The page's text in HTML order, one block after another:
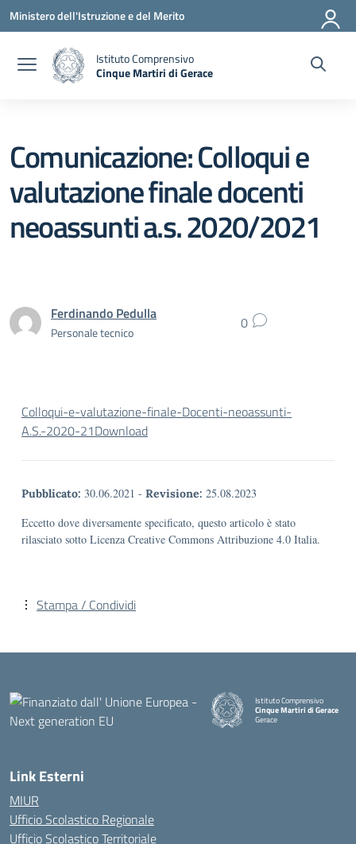
Vai ai contenuti
Vai al menu di navigazione
Vai al footer
Ministero dell'Istruzione e del Merito
Istituto Comprensivo
Cinque Martiri di Gerace
Comunicazione: Colloqui e
valutazione finale docenti
neoassunti a.s. 2020/2021
Ferdinando Pedulla
Personale tecnico 0
Colloqui-e-valutazione-finale-Docenti-neoassunti-
A.S.-2020-21Download
Pubblicato: 30.06.2021 - Revisione: 25.08.2023
Eccetto dove diversamente specificato, questo articolo è stato
rilasciato sotto Licenza Creative Commons Attribuzione 4.0 Italia.
Stampa / Condividi
Istituto Comprensivo
Cinque Martiri di Gerace
Gerace
Link Esterni
MIUR
Ufficio Scolastico Regionale
Ufficio Scolastico Territoriale